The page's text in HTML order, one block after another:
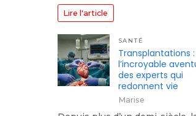
Lire l'article
SANTÉ
Transplantations :
l’incroyable
des experts qui
redonnent vie
Marise